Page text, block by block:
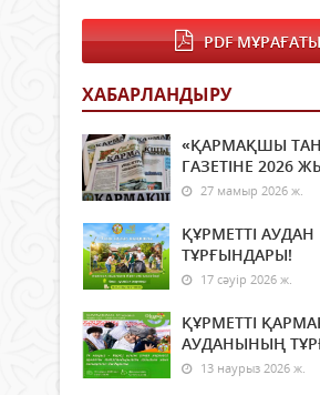
PDF МҰРАҒАТЫ
ХАБАРЛАНДЫРУ
«ҚАРМАҚШЫ
ГАЗЕТІНЕ 2026
27 мамыр 2026 ж.
ҚҰРМЕТТІ АУДАН
ТҰРҒЫНДАРЫ!
17 сәуір 2026 ж.
ҚҰРМЕТТІ
АУДАНЫНЫҢ
13 наурыз 2026 ж.